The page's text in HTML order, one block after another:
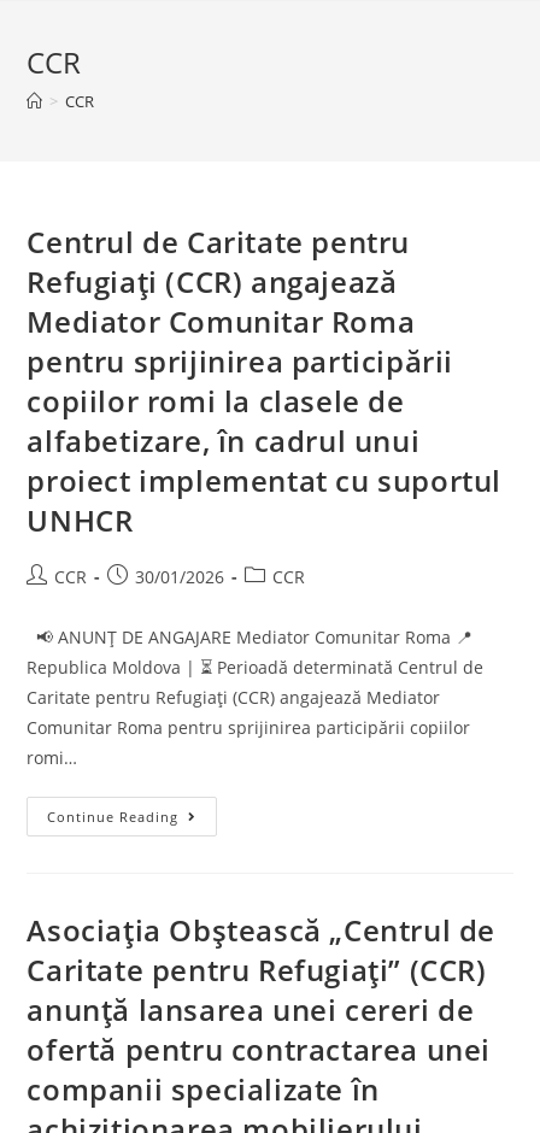
CCR
> CCR
Centrul de Caritate pentru
Refugiați (CCR) angajează
Mediator Comunitar Roma
pentru sprijinirea participării
copiilor romi la clasele de
alfabetizare, în cadrul unui
proiect implementat cu suportul
UNHCR
CCR 30/01/2026 CCR
📢 ANUNȚ DE ANGAJARE Mediator Comunitar Roma 📍
Republica Moldova | ⏳ Perioadă determinată Centrul de
Caritate pentru Refugiați (CCR) angajează Mediator
Comunitar Roma pentru sprijinirea participării copiilor
romi…
Continue Reading
Asociația Obștească „Centrul de
Caritate pentru Refugiați” (CCR)
anunță lansarea unei cereri de
ofertă pentru contractarea unei
companii specializate în